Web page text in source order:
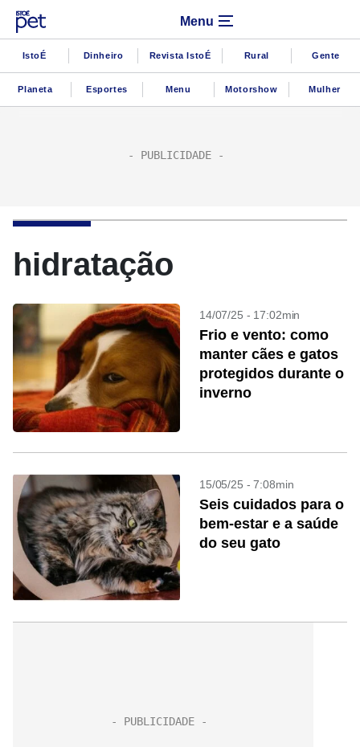
Menu
IstoÉ Dinheiro Revista IstoÉ Rural Gente
Planeta Esportes Menu Motorshow Mulher
hidratação
14/07/25 - 17:02min
Frio e vento: como
manter cães e gatos
protegidos durante o
inverno
15/05/25 - 7:08min
Seis cuidados para o
bem-estar e a saúde
do seu gato